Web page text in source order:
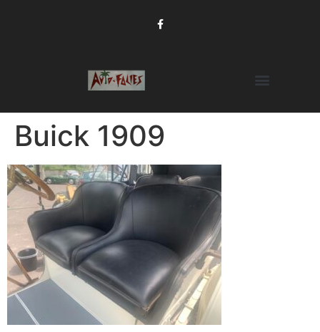
Buick 1909